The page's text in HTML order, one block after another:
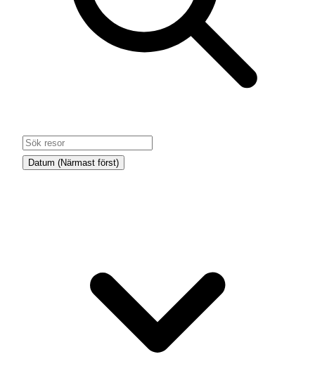
Korsika har ett härligt medelhavsklimat
med soliga höstdagar och milda kvällar. I
Datum (Närmast först)